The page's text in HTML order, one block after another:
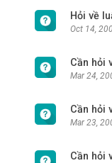
Hỏi về
Oct 14,
Cần hỏi
Mar 24,
Cần hỏi
Mar 23,
Cần hỏi